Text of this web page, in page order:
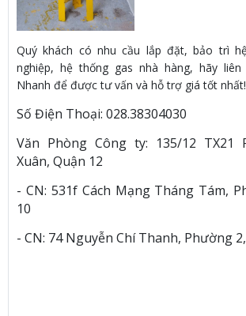
Quý khách có nhu cầu lắp đặt, bảo trì
nghiệp, hệ thống gas nhà hàng, hãy
Nhanh để được tư vấn và hỗ trợ giá tốt nhất!
Số Điện Thoại: 028.38304030
Văn Phòng Công ty: 135/12 TX21
Xuân, Quận 12
- CN: 531f Cách Mạng Tháng Tám,
10
- CN: 74 Nguyễn Chí Thanh, Phường